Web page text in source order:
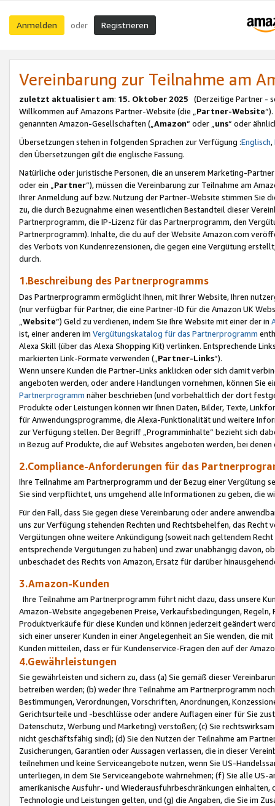
Anmelden oder Registrieren
Vereinbarung zur Teilnahme am
zuletzt aktualisiert am: 15. Oktober 2025 (Derzeitige Partner -
Willkommen auf Amazons Partner-Website (die „Partner-Website
genannten Amazon-Gesellschaften („Amazon“ oder „uns“ oder
Übersetzungen stehen in folgenden Sprachen zur Verfügung :Englisch,
den Übersetzungen gilt die englische Fassung.
Natürliche oder juristische Personen, die an unserem Marketing-
oder ein „Partner“), müssen die Vereinbarung zur Teilnahme am
Ihrer Anmeldung auf bzw. Nutzung der Partner-Website stimmen Sie
zu, die durch Bezugnahme einen wesentlichen Bestandteil dieser
Partnerprogramm, die IP-Lizenz für das Partnerprogramm, den
Partnerprogramm). Inhalte, die du auf der Website Amazon.com
des Verbots von Kundenrezensionen, die gegen eine Vergütung
durch.
1.Beschreibung des Partnerprogramms
Das Partnerprogramm ermöglicht Ihnen, mit Ihrer Website, Ihren
(nur verfügbar für Partner, die eine Partner-ID für die Amazon UK
Website“) Geld zu verdienen, indem Sie Ihre Website mit einer der in
ist, einer anderen im Vergütungskatalog für das Partnerprogramm
Alexa Skill (über das Alexa Shopping Kit) verlinken. Entsprechende
markierten Link-Formate verwenden („ Partner-Links“).
Wenn unsere Kunden die Partner-Links anklicken oder sich damit
angeboten werden, oder andere Handlungen vornehmen, können Sie
Partnerprogramm näher beschrieben (und vorbehaltlich der dort
Produkte oder Leistungen können wir Ihnen Daten, Bilder, Texte,
für Anwendungsprogramme, die Alexa-Funktionalität und weitere
zur Verfügung stellen. Der Begriff „Programminhalte“ bezieht sich
in Bezug auf Produkte, die auf Websites angeboten werden, bei
2.Compliance-Anforderungen für das
Ihre Teilnahme am Partnerprogramm und der Bezug einer Vergütung
Sie sind verpflichtet, uns umgehend alle Informationen zu geben, die
Für den Fall, dass Sie gegen diese Vereinbarung oder andere
uns zur Verfügung stehenden Rechten und Rechtsbehelfen, das
Vergütungen ohne weitere Ankündigung (soweit nach geltendem
entsprechende Vergütungen zu haben) und zwar unabhängig davon,
unbeschadet des Rechts von Amazon, Ersatz für darüber
3.Amazon-Kunden
Ihre Teilnahme am Partnerprogramm führt nicht dazu, dass unsere
Amazon-Website angegebenen Preise, Verkaufsbedingungen,
Produktverkäufe für diese Kunden und können jederzeit geändert
sich einer unserer Kunden in einer Angelegenheit an Sie wenden, die
Kunden mitteilen, dass er für Kundenservice-Fragen den auf der
4.Gewährleistungen
Sie gewährleisten und sichern zu, dass (a) Sie gemäß dieser
betreiben werden; (b) weder Ihre Teilnahme am Partnerprogramm
Bestimmungen, Verordnungen, Vorschriften, Anordnungen,
Gerichtsurteile und -beschlüsse oder andere Auflagen einer für Sie
Datenschutz, Werbung und Marketing) verstoßen; (c) Sie
nicht geschäftsfähig sind); (d) Sie den Nutzen der Teilnahme am
Zusicherungen, Garantien oder Aussagen verlassen, die in dieser
teilnehmen und keine Serviceangebote nutzen, wenn Sie US-
unterliegen, in dem Sie Serviceangebote wahrnehmen; (f) Sie alle
amerikanische Ausfuhr- und Wiederausfuhrbeschränkungen
Technologie und Leistungen gelten, und (g) die Angaben, die Sie im